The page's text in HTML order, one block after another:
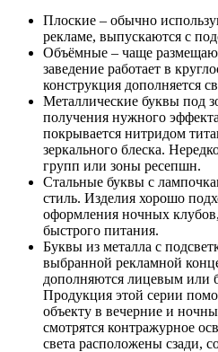
Плоские – обычно
рекламе, выпускаются с
Объёмные – чаще
заведение работает в
конструкция дополняется
Металлические буквы под
получения нужного
покрывается нитридом
зеркального блеска.
групп или зоны ресепшн.
Стальные буквы с
стиль. Изделия хорошо
оформления ночных
быстрого питания.
Буквы из металла с
выбранной рекламной
дополняются лицевым или
Продукция этой серии
объекту в вечерние и
смотрятся контражурное
света расположены сзади,